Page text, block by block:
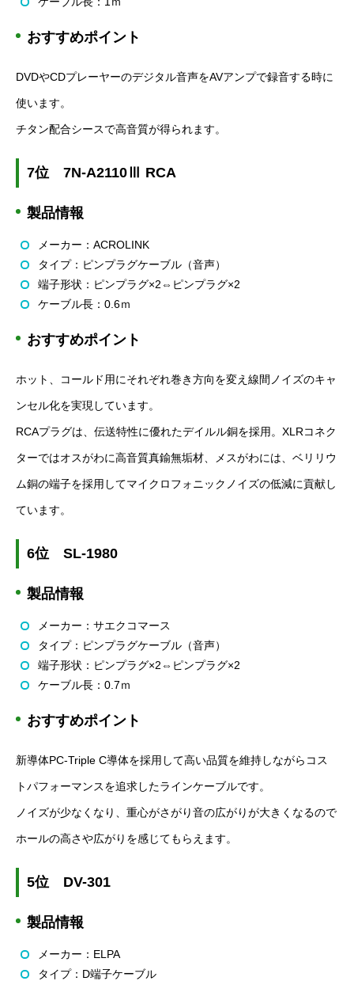
おすすめポイント
DVDやCDプレーヤーのデジタル音声をAVアンプで録音する時に
使います。
チタン配合シースで高音質が得られます。
7位 7N-A2110 Ⅲ RCA
製品情報
メーカー： ACROLINK
タイプ：ピンプラグケーブル（音声）
端子形状：ピンプラグ×2 ⇔ピンプラグ×2
ケーブル長： 0.6ｍ
おすすめポイント
ホット、コールド用にそれぞれ巻き方向を変え線間ノイズのキャ
ンセル化を実現しています。
RCAプラグは、伝送特性に優れたデイルル銅を採用。 XLRコネク
ターではオスがわに高音質真鍮無垢材、メスがわには、ベリリウ
ム銅の端子を採用してマイクロフォニックノイズの低減に貢献し
ています。
6位 SL-1980
製品情報
メーカー：サエクコマース
タイプ：ピンプラグケーブル（音声）
端子形状：ピンプラグ×2 ⇔ピンプラグ×2
ケーブル長： 0.7ｍ
おすすめポイント
新導体PC-Triple C導体を採用して高い品質を維持しながらコス
トパフォーマンスを追求したラインケーブルです。
ノイズが少なくなり、重心がさがり音の広がりが大きくなるので
ホールの高さや広がりを感じてもらえます。
5位 DV-301
製品情報
メーカー： ELPA
タイプ： D端子ケーブル